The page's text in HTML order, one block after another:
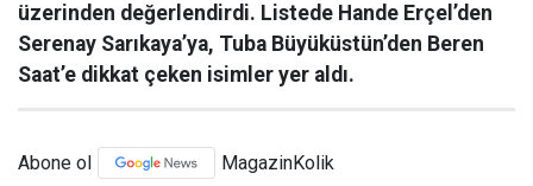
üzerinden değerlendirdi. Listede Hande Erçel’den
Serenay Sarıkaya’ya, Tuba Büyüküstün’den Beren
Saat’e dikkat çeken isimler yer aldı.
Abone ol MagazinKolik